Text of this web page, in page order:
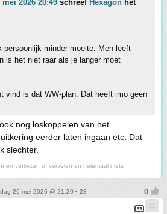
2026 20:49 schreef Hexagon het
persoonlijk minder moeite. Men leeft
is het niet raar als je langer moet
vind is dat WW-plan. Dat heeft imo geen
nog loskoppelen van het
eerder laten ingaan etc. Dat
slechter.
verliezen of vervelen en helemaal niets
26 mei 2026 @ 21:20 • 23